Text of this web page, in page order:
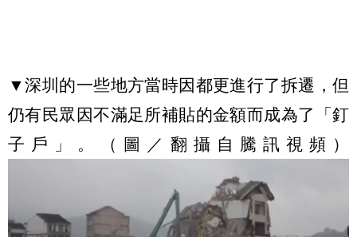
▼深圳的一些地方當時因都更進行了拆遷，但
仍有民眾因不滿足所補貼的金額而成為了「釘
子戶」。（圖／翻攝自騰訊視頻）